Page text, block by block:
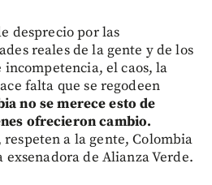
desprecio por las
reales de la gente y de los
el caos, la
falta que se regodeen
no se merece esto de
ofrecieron cambio.
respeten a la gente, Colombia
exsenadora de Alianza Verde.